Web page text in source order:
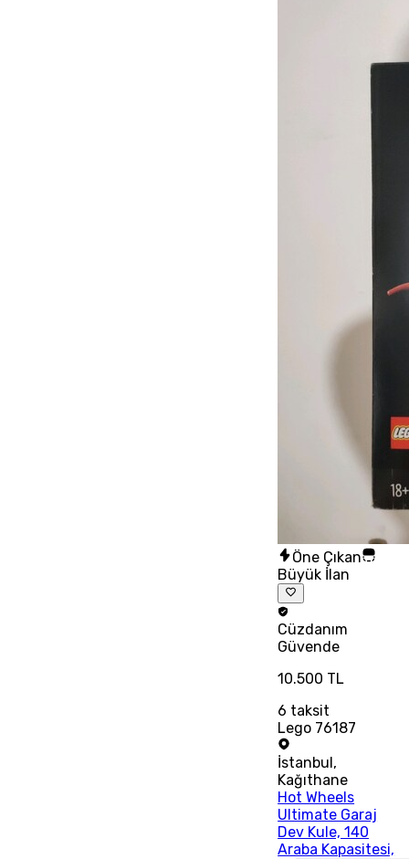
Öne Çıkan
Büyük İlan
Cüzdanım
Güvende
10.500 TL
6 taksit
Lego 76187
İstanbul,
Kağıthane
Hot Wheels
Ultimate Garaj
Dev Kule, 140
Araba Kapasitesi,